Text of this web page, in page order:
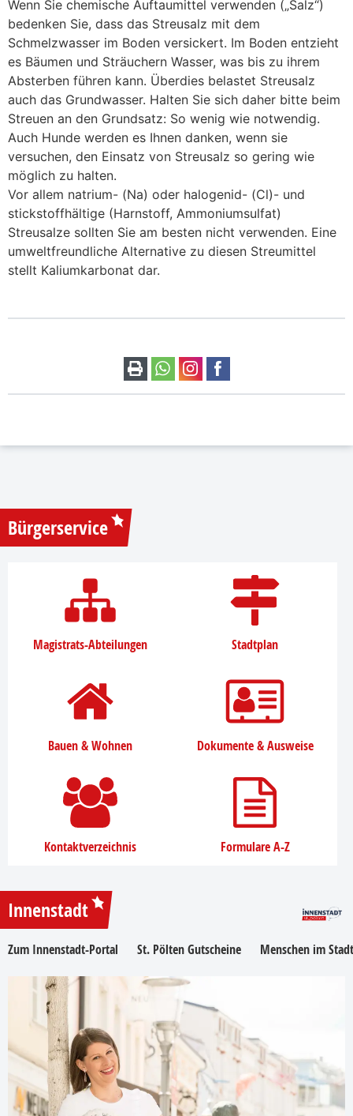
Wenn Sie chemische Auftaumittel verwenden („Salz“)
bedenken Sie, dass das Streusalz mit dem
Schmelzwasser im Boden versickert. Im Boden entzieht
es Bäumen und Sträuchern Wasser, was bis zu ihrem
Absterben führen kann. Überdies belastet Streusalz
auch das Grundwasser. Halten Sie sich daher bitte beim
Streuen an den Grundsatz: So wenig wie notwendig.
Auch Hunde werden es Ihnen danken, wenn sie
versuchen, den Einsatz von Streusalz so gering wie
möglich zu halten.
Vor allem natrium- (Na) oder halogenid- (Cl)- und
stickstoffhältige (Harnstoff, Ammoniumsulfat)
Streusalze sollten Sie am besten nicht verwenden. Eine
umweltfreundliche Alternative zu diesen Streumittel
stellt Kaliumkarbonat dar.
Bürgerservice
Magistrats-Abteilungen Stadtplan
Bauen & Wohnen Dokumente & Ausweise
Kontaktverzeichnis Formulare A-Z
Innenstadt
Zum Innenstadt-Portal St. Pölten Gutscheine Menschen im